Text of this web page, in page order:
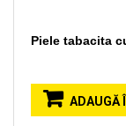
Piele tabacita
ADAUGĂ